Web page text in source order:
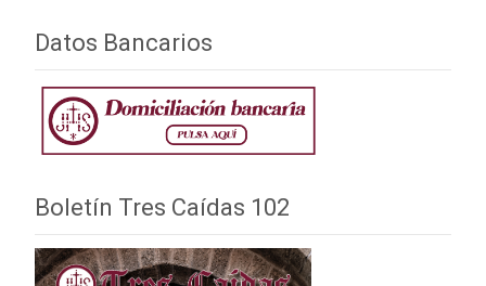
Datos Bancarios
Boletín Tres Caídas 102